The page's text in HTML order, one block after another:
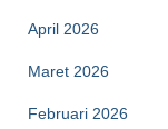
April 2026
Maret 2026
Februari 2026